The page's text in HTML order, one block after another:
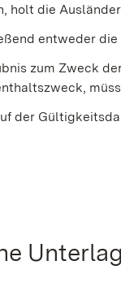
holt die
entweder
zum Zweck
der